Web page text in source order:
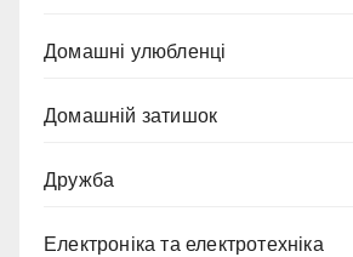
Домашні улюбленці
Домашній затишок
Дружба
Електроніка та електротехніка